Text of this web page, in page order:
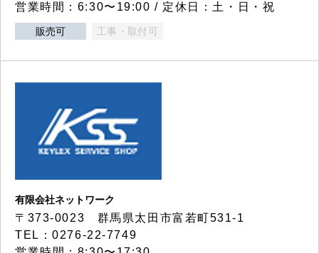
営業時間：6:30〜19:00 / 定休日：土・日・祝
販売可 工事・取付可
有限会社ネットワーク
〒373-0023 群馬県太田市富若町531-1
TEL：0276-22-7749